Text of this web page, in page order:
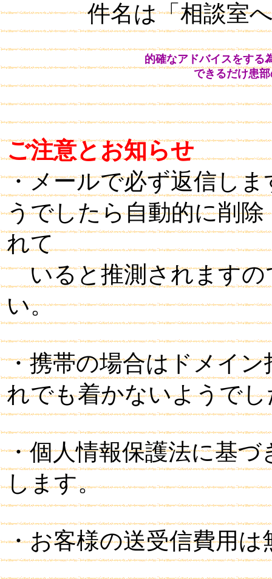
件名は「相談室
的確なアドバイスをする
できるだけ患
ご注意とお知らせ
・メールで必ず返信し
うでしたら自動的に削
れて
いると推測されますの
い。
・携帯の場合はドメイ
れでも着かないようで
・個人情報保護法に基
します。
・お客様の送受信費用